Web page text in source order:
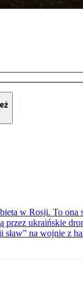
w Rosji. To ona
przez ukraińskie
sław” na wojnie z